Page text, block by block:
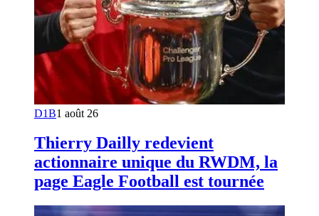
D1B1 août 26
Thierry Dailly redevient
actionnaire unique du RWDM, la
page Eagle Football est tournée